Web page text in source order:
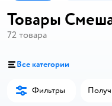
Товары
72 товара
Все категории
Фильтры